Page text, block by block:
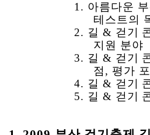
1. 아름다운
테스트의
2. 길 & 걷기
지원 분야
3. 길 & 걷기
점, 평가
4. 길 & 걷기
5. 길 & 걷기